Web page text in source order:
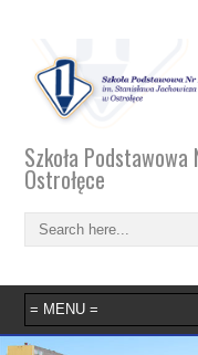
Szkoła
Ostrołęce